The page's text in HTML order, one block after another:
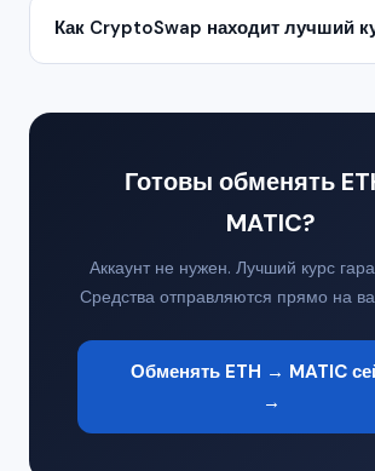
Как CryptoSwap находит лучший
Готовы обменять
MATIC?
Аккаунт не нужен. Лучший курс
Средства отправляются прямо на
Обменять ETH → MATIC
→